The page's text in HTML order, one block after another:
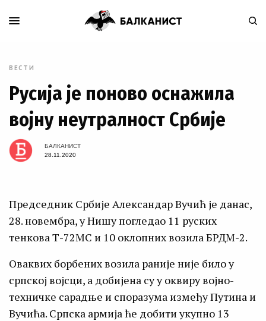
ВЕСТИ
Русија је поново оснажила
војну неутралност Србије
БАЛКАНИСТ
28.11.2020
Председник Србије Александар Вучић је данас,
28. новембра, у Нишу погледао 11 руских
тенкова Т-72МС и 10 оклопних возила БРДМ-2.
Оваквих борбених возила раније није било у
српској војсци, а добијена су у оквиру војно-
техничке сарадње и споразума између Путина и
Вучића. Српска армија ће добити укупно 13